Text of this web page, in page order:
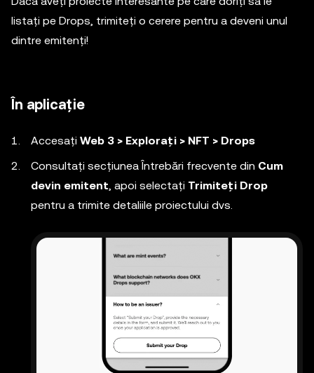
listați pe Drops, trimiteți o cerere pentru a deveni unul
dintre emitenți!
În aplicație
Accesați Web 3 > Explorați > NFT > Drops
Consultați secțiunea Întrebări frecvente din Cum
devin emitent, apoi selectați Trimiteți Drop
pentru a trimite detaliile proiectului dvs.